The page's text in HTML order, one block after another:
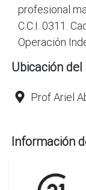
profesional
C.C.I. 0311.
Operación
Ubicación
Prof Ariel
Información